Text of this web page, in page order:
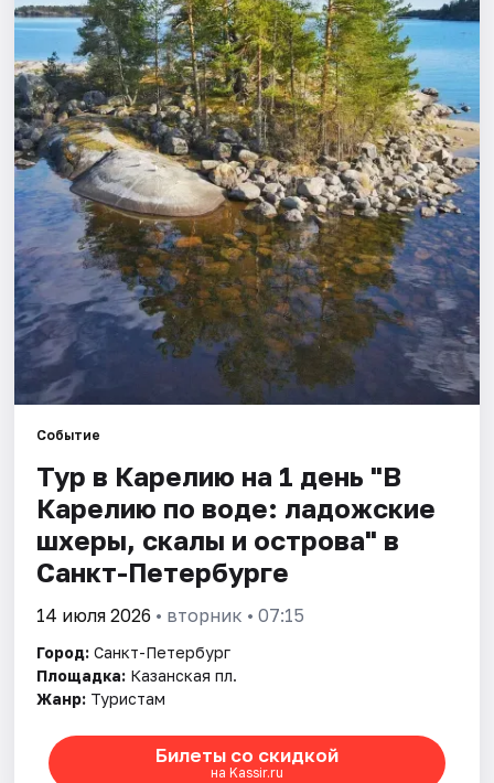
Города
Площадки
Артисты
Рейтинги
Событие
Тур в Карелию на 1 день "В
Карелию по воде: ладожские
шхеры, скалы и острова" в
Санкт-Петербурге
14 июля 2026 • вторник • 07:15
Город: Санкт-Петербург
Площадка: Казанская пл.
Жанр: Туристам
Билеты со скидкой
на Kassir.ru